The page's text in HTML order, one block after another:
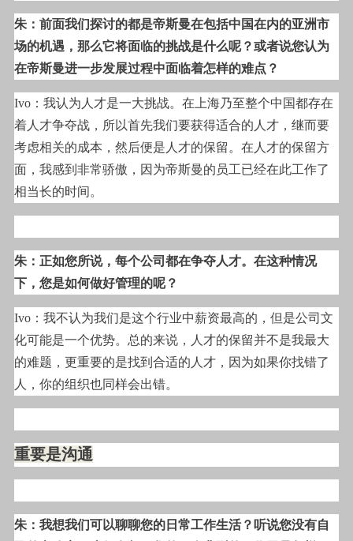
朱：前面我们探讨的都是帝斯曼在包括中国在内的亚洲市
场的机遇，那么它将面临的挑战是什么呢？或者说您认为
在帝斯曼进一步发展过程中面临着怎样的难点？
Ivo ：我认为人才是一大挑战。在上海乃至整个中国都存在
着人才争夺战，所以首先我们要获得适合的人才，继而要
考虑相关的成本，然后便是人才的保留。在人才的保留方
面，我感到非常骄傲，因为帝斯曼的员工已经在此工作了
相当长的时间。
朱：正如您所说，每个公司都在争夺人才。在这种情况
下，您是如何做好管理的呢？
Ivo ：我不认为我们是这个行业中薪资最高的，但是公司文
化可能是一个优势。总的来说，人才的保留并不是我最大
的难题，更重要的是找到合适的人才，因为如果你找错了
人，你的组织也同样会出错。
重要是沟通
朱：我想我们可以聊聊您的日常工作生活？听说您没有自